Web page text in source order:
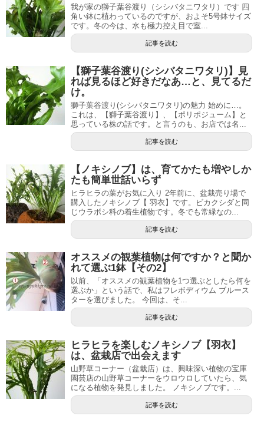
我が家の獅子葉谷渡り（シシバタニワタリ）です 四
角い鉢に植わっているのですが、およそ5号鉢サイズ
です。冬の今は、水も極力控え目で室...
記事を読む
【獅子葉谷渡り(シシバタニワタリ)】見
れば見るほど好きだなあ…と、見てるだ
け。
獅子葉谷渡り(シシバタニワタリ)の魅力 始めに…。
これは、【獅子葉谷渡り】、【ポリポジューム】と
思っている株の話です。と言うのも、お店では名...
記事を読む
【ノキシノブ】は、育てかたも増やしか
たも簡単世話いらず
ヒラヒラの葉がお気に入り 2年前に、盆栽売り場で
購入したノキシノブ【 羽衣】です。ビカクシダと同
じウラボシ科の着生植物です。冬でも常緑なの...
記事を読む
オススメの観葉植物は何ですか？と聞か
れて選ぶ1鉢【その2】
以前、「オススメの観葉植物を1つ選ぶとしたら何を
選ぶか」という話で、私はフレボディウム ブルース
ターを選びました。 今回は、そ...
記事を読む
ヒラヒラを楽しむノキシノブ【羽衣】
は、盆栽店で出会えます
山野草コーナー（盆栽店）は、興味深い植物の宝庫
園芸店の山野草コーナーをウロウロしていたら、気
になる植物を発見しました。 ノキシノブです。...
記事を読む